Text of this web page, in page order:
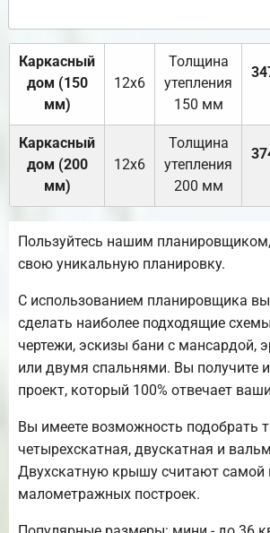
Каркасный
дом (150
мм)
12х6
Толщина
утепления
150 мм
Каркасный
дом (200
мм)
12х6
Толщина
утепления
200 мм
Пользуйтесь нашим
свою уникальную планировку.
С использованием планировщика
сделать наиболее подходящие
чертежи, эскизы бани с мансардой,
или двумя спальнями. Вы получите
проект, который 100% отвечает
Вы имеете возможность подобрать
четырехскатная, двускатная и
Двухскатную крышу считают самой
малометражных построек.